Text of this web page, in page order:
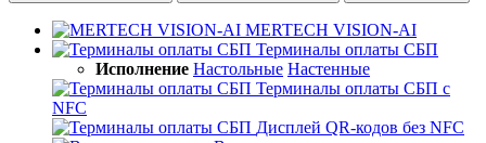
MERTECH VISION-AI
Терминалы оплаты СБП
Исполнение Настольные Настенные
Терминалы оплаты СБП с
NFC
Дисплей QR-кодов без NFC